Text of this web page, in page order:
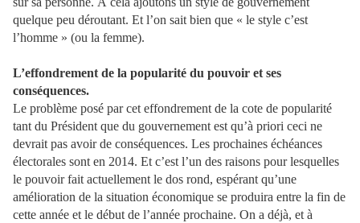
quelque peu déroutant. Et l’on sait bien que « le style c’est
l’homme » (ou la femme).
L’effondrement de la popularité du pouvoir et ses
conséquences.
Le problème posé par cet effondrement de la cote de popularité
tant du Président que du gouvernement est qu’à priori ceci ne
devrait pas avoir de conséquences. Les prochaines échéances
électorales sont en 2014. Et c’est l’un des raisons pour lesquelles
le pouvoir fait actuellement le dos rond, espérant qu’une
amélioration de la situation économique se produira entre la fin de
cette année et le début de l’année prochaine. On a déjà, et à